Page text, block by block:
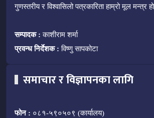
गुणस्तरीय र विश्वासिलो पत्रकारिता हाम्रो मूल मन्त्र
सम्पादक : काशीराम शर्मा
प्रवन्ध निर्देशक : विष्णु सापकोटा
समाचार र विज्ञापनका लागि
फोन : ०८१-५९०५०९ (कार्यालय)